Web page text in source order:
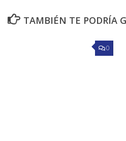
TAMBIÉN TE PODRÍA
0